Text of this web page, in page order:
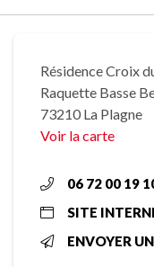
Résidence Croix
Raquette Basse
73210 La Plagne
Voir la carte
06 72 00 19
SITE
ENVOYER